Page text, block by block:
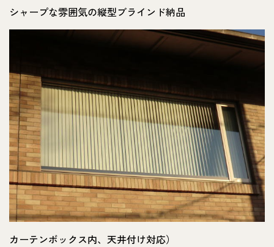
シャープな雰囲気の縦型ブラインド納品
カーテンボックス内、天井付け対応）